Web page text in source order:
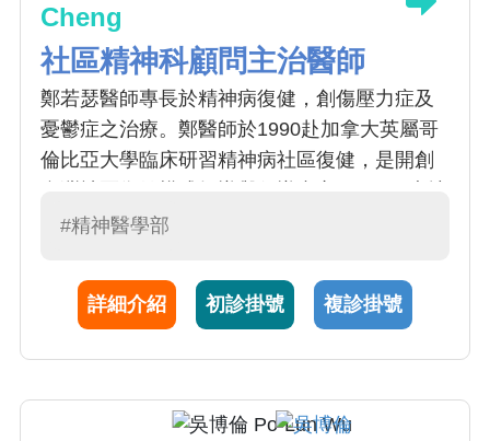
Cheng
社區精神科顧問主治醫師
鄭若瑟醫師專長於精神病復健，創傷壓力症及
憂鬱症之治療。鄭醫師於1990赴加拿大英屬哥
倫比亞大學臨床研習精神病社區復健，是開創
震之後，鄭醫師在南投推動災難心理復健與自
中心之國際研習課程擔任講師多年。在擔任社
會與社區精神醫學會理事長期間，鄭醫師聯合
年5月獲衛福部同意更名為「思覺失調症」，同
時倡導「康復導向」之精神醫療復健體系。近
#精神醫學部
詳細介紹 初診掛號 複診掛號